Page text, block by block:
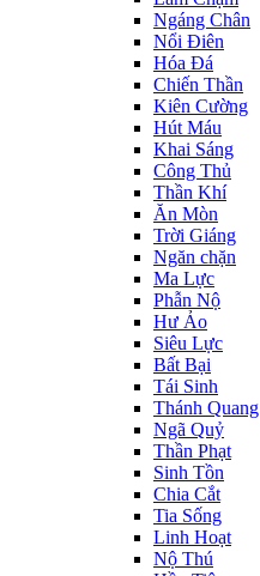
Ngáng Chân
Nổi Điên
Hóa Đá
Chiến Thần
Kiên Cường
Hút Máu
Khai Sáng
Công Thủ
Thần Khí
Ăn Mòn
Trời Giáng
Ngăn chặn
Ma Lực
Phẫn Nộ
Hư Ảo
Siêu Lực
Bất Bại
Tái Sinh
Thánh Quang
Ngã Quỷ
Thần Phạt
Sinh Tồn
Chia Cắt
Tia Sống
Linh Hoạt
Nộ Thú